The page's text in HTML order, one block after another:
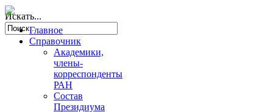
Искать...
Главное
Справочник
Академики,
члены-
корреспонденты
РАН
Состав
Президиума